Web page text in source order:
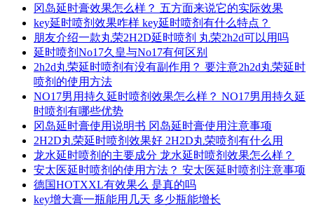
冈岛延时膏效果怎么样？ 五方面来说它的实际效果
key延时喷剂效果咋样 key延时喷剂有什么特点？
朋友介绍一款丸荣2H2D延时喷剂 丸荣2h2d可以用吗
延时喷剂No17久皇与No17有何区别
2h2d丸荣延时喷剂有没有副作用？ 要注意2h2d丸荣延时
喷剂的使用方法
NO17男用持久延时喷剂效果怎么样？ NO17男用持久延
时喷剂有哪些优势
冈岛延时膏使用说明书 冈岛延时膏使用注意事项
2H2D丸荣延时喷剂效果好 2H2D丸荣喷剂有什么用
龙水延时喷剂的主要成分 龙水延时喷剂效果怎么样？
安太医延时喷剂的使用方法？ 安太医延时喷剂注意事项
德国HOTXXL有效果么 是真的吗
key增大膏一瓶能用几天 多少瓶能增长